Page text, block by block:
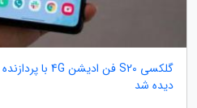
دیده شد